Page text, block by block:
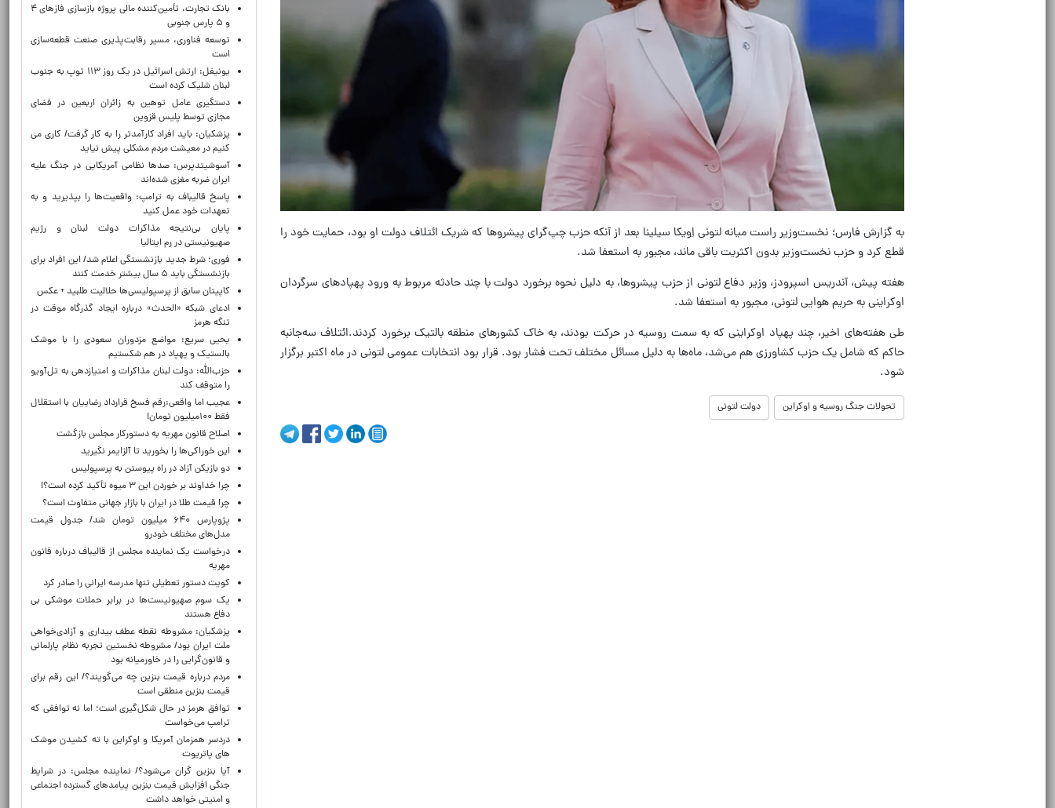
به گزارش فارس؛ نخست‌وزیر راست میانه لتونی اِویکا سیلینا بعد از آنکه حزب چپ‌گرای پیشروها که شریک ائتلاف دولت او بود، حمایت خود را
قطع کرد و حزب نخست‌وزیر بدون اکثریت باقی ماند، مجبور به استعفا شد.
هفته پیش، آندریس اسپرودز، وزیر دفاع لتونی از حزب پیشروها، به دلیل نحوه برخورد دولت با چند حادثه مربوط به ورود پهپادهای سرگردان
اوکراینی به حریم هوایی لتونی، مجبور به استعفا شد.
طی هفته‌های اخیر، چند پهپاد اوکراینی که به سمت روسیه در حرکت بودند، به خاک کشورهای منطقه بالتیک برخورد کردند.ائتلاف سه‌جانبه
حاکم که شامل یک حزب کشاورزی هم می‌شد، ماه‌ها به دلیل مسائل مختلف تحت فشار بود. قرار بود انتخابات عمومی لتونی در ماه اکتبر برگزار
شود.
تحولات جنگ روسیه و اوکراین دولت لتونی
بانک تجارت، تأمین‌کننده مالی پروژه بازسازی فازهای ۴
و ۵ پارس جنوبی
توسعه فناوری، مسیر رقابت‌پذیری صنعت قطعه‌سازی
است
یونیفل: ارتش اسرائیل در یک روز ۱۱۳ توپ به جنوب
لبنان شلیک کرده است
دستگیری عامل توهین به زائران اربعین در فضای
مجازی توسط پلیس قزوین
پزشکیان: باید افراد کارآمدتر را به کار گرفت/ کاری می
کنیم در معیشت مردم مشکلی پیش نیاید
آسوشیتدپرس: صدها نظامی آمریکایی در جنگ علیه
ایران ضربه مغزی شده‌اند
پاسخ قالیباف به ترامپ: واقعیت‌ها را بپذیرید و به
تعهدات خود عمل کنید
پایان بی‌نتیجه مذاکرات دولت لبنان و رژیم
صهیونیستی در رم ایتالیا
فوری؛ شرط جدید بازنشستگی اعلام شد/ این افراد برای
بازنشستگی باید ۵ سال بیشتر خدمت کنند
کاپیتان سابق از پرسپولیسی‌ها حلالیت طلبید + عکس
ادعای شبکه «الحدث» درباره ایجاد گذرگاه موقت در
تنگه هرمز
یحیی سریع: مواضع مزدوران سعودی را با موشک
بالستیک و پهپاد در هم شکستیم
حزب‌الله: دولت لبنان مذاکرات و امتیازدهی به تل‌آویو
را متوقف کند
عجیب اما واقعی:رقم فسخ قرارداد رضاییان با استقلال
فقط ۱۰۰میلیون تومان!
اصلاح قانون مهریه به دستورکار مجلس بازگشت
این خوراکی‌ها را بخورید تا آلزایمر نگیرید
دو بازیکن آزاد در راه پیوستن به پرسپولیس
چرا خداوند بر خوردن این ۳ میوه تأکید کرده است؟!
چرا قیمت طلا در ایران با بازار جهانی متفاوت است؟
پژوپارس ۶۴۰ میلیون تومان شد/ جدول قیمت
مدل‌های مختلف خودرو
درخواست یک نماینده مجلس از قالیباف درباره قانون
مهریه
کویت دستور تعطیلی تنها مدرسه ایرانی را صادر کرد
یک‌ سوم صهیونیست‌ها در برابر حملات موشکی بی
دفاع هستند
پزشکیان: مشروطه نقطه عطف بیداری و آزادی‌خواهی
ملت ایران بود/ مشروطه نخستین تجربه نظام پارلمانی
و قانون‌گرایی را در خاورمیانه بود
مردم درباره قیمت بنزین چه می‌گویند؟/ این رقم برای
قیمت بنزین منطقی است
توافق هرمز در حال شکل‌گیری است؛ اما نه توافقی که
ترامپ می‌خواست
دردسر همزمان آمریکا و اوکراین با ته کشیدن موشک
های پاتریوت
آیا بنزین گران می‌شود؟/ نماینده مجلس: در شرایط
جنگی افزایش قیمت بنزین پیامدهای گسترده اجتماعی
و امنیتی خواهد داشت